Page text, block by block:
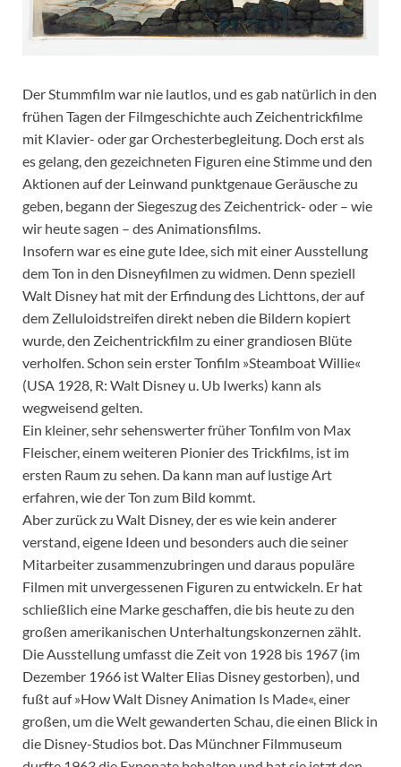
Der Stummfilm war nie lautlos, und es gab natürlich in den
frühen Tagen der Filmgeschichte auch Zeichentrickfilme
mit Klavier- oder gar Orchesterbegleitung. Doch erst als
es gelang, den gezeichneten Figuren eine Stimme und den
Aktionen auf der Leinwand punktgenaue Geräusche zu
geben, begann der Siegeszug des Zeichentrick- oder – wie
wir heute sagen – des Animationsfilms.
Insofern war es eine gute Idee, sich mit einer Ausstellung
dem Ton in den Disneyfilmen zu widmen. Denn speziell
Walt Disney hat mit der Erfindung des Lichttons, der auf
dem Zelluloidstreifen direkt neben die Bildern kopiert
wurde, den Zeichentrickfilm zu einer grandiosen Blüte
verholfen. Schon sein erster Tonfilm »Steamboat Willie«
(USA 1928, R: Walt Disney u. Ub Iwerks) kann als
wegweisend gelten.
Ein kleiner, sehr sehenswerter früher Tonfilm von Max
Fleischer, einem weiteren Pionier des Trickfilms, ist im
ersten Raum zu sehen. Da kann man auf lustige Art
erfahren, wie der Ton zum Bild kommt.
Aber zurück zu Walt Disney, der es wie kein anderer
verstand, eigene Ideen und besonders auch die seiner
Mitarbeiter zusammenzubringen und daraus populäre
Filmen mit unvergessenen Figuren zu entwickeln. Er hat
schließlich eine Marke geschaffen, die bis heute zu den
großen amerikanischen Unterhaltungskonzernen zählt.
Die Ausstellung umfasst die Zeit von 1928 bis 1967 (im
Dezember 1966 ist Walter Elias Disney gestorben), und
fußt auf »How Walt Disney Animation Is Made«, einer
großen, um die Welt gewanderten Schau, die einen Blick in
die Disney-Studios bot. Das Münchner Filmmuseum